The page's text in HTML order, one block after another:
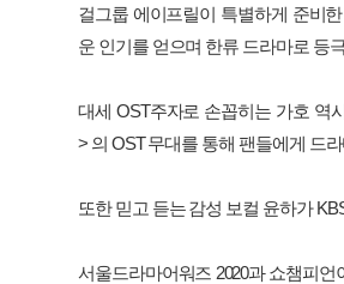
걸그룹 에이프릴이 특별하게 준비한
운 인기를 얻으며 한류 드라마로 등
대세 OST주자로 손꼽히는 가호 역시
> 의 OST무대를 통해 팬들에게 드
또한 믿고 듣는 감성 보컬 윤하가
서울드라마어워즈 2020과 쇼챔피언